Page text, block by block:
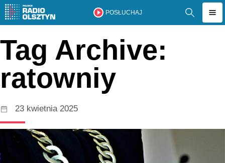
POSŁUCHAJ
Tag Archive:
ratowniy
23 kwietnia 2025